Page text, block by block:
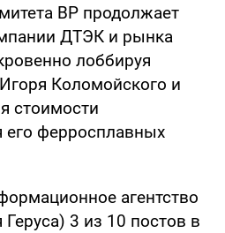
ВР продолжает
ДТЭК и рынка
лоббируя
Коломойского и
стоимости
его ферросплавных
агентство
3 из 10 постов в